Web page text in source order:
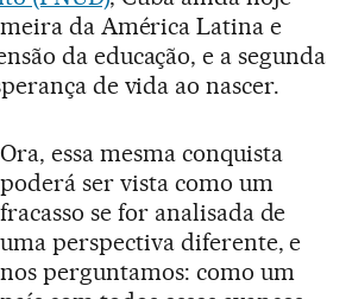
da América Latina e
da educação, e a segunda
de vida ao nascer.
Ora, essa mesma conquista
poderá ser vista como um
fracasso se for analisada de
uma perspectiva diferente, e
nos perguntamos: como um